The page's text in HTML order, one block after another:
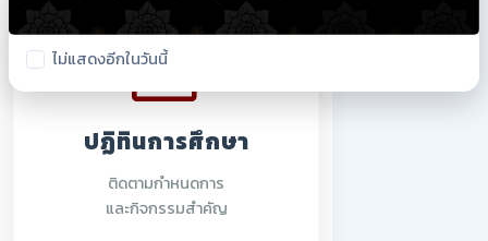
ปฏิทินการศึกษา
ติดตามกำหนดการ
และกิจกรรมสำคัญ
ไม่แสดงอีกในวันนี้